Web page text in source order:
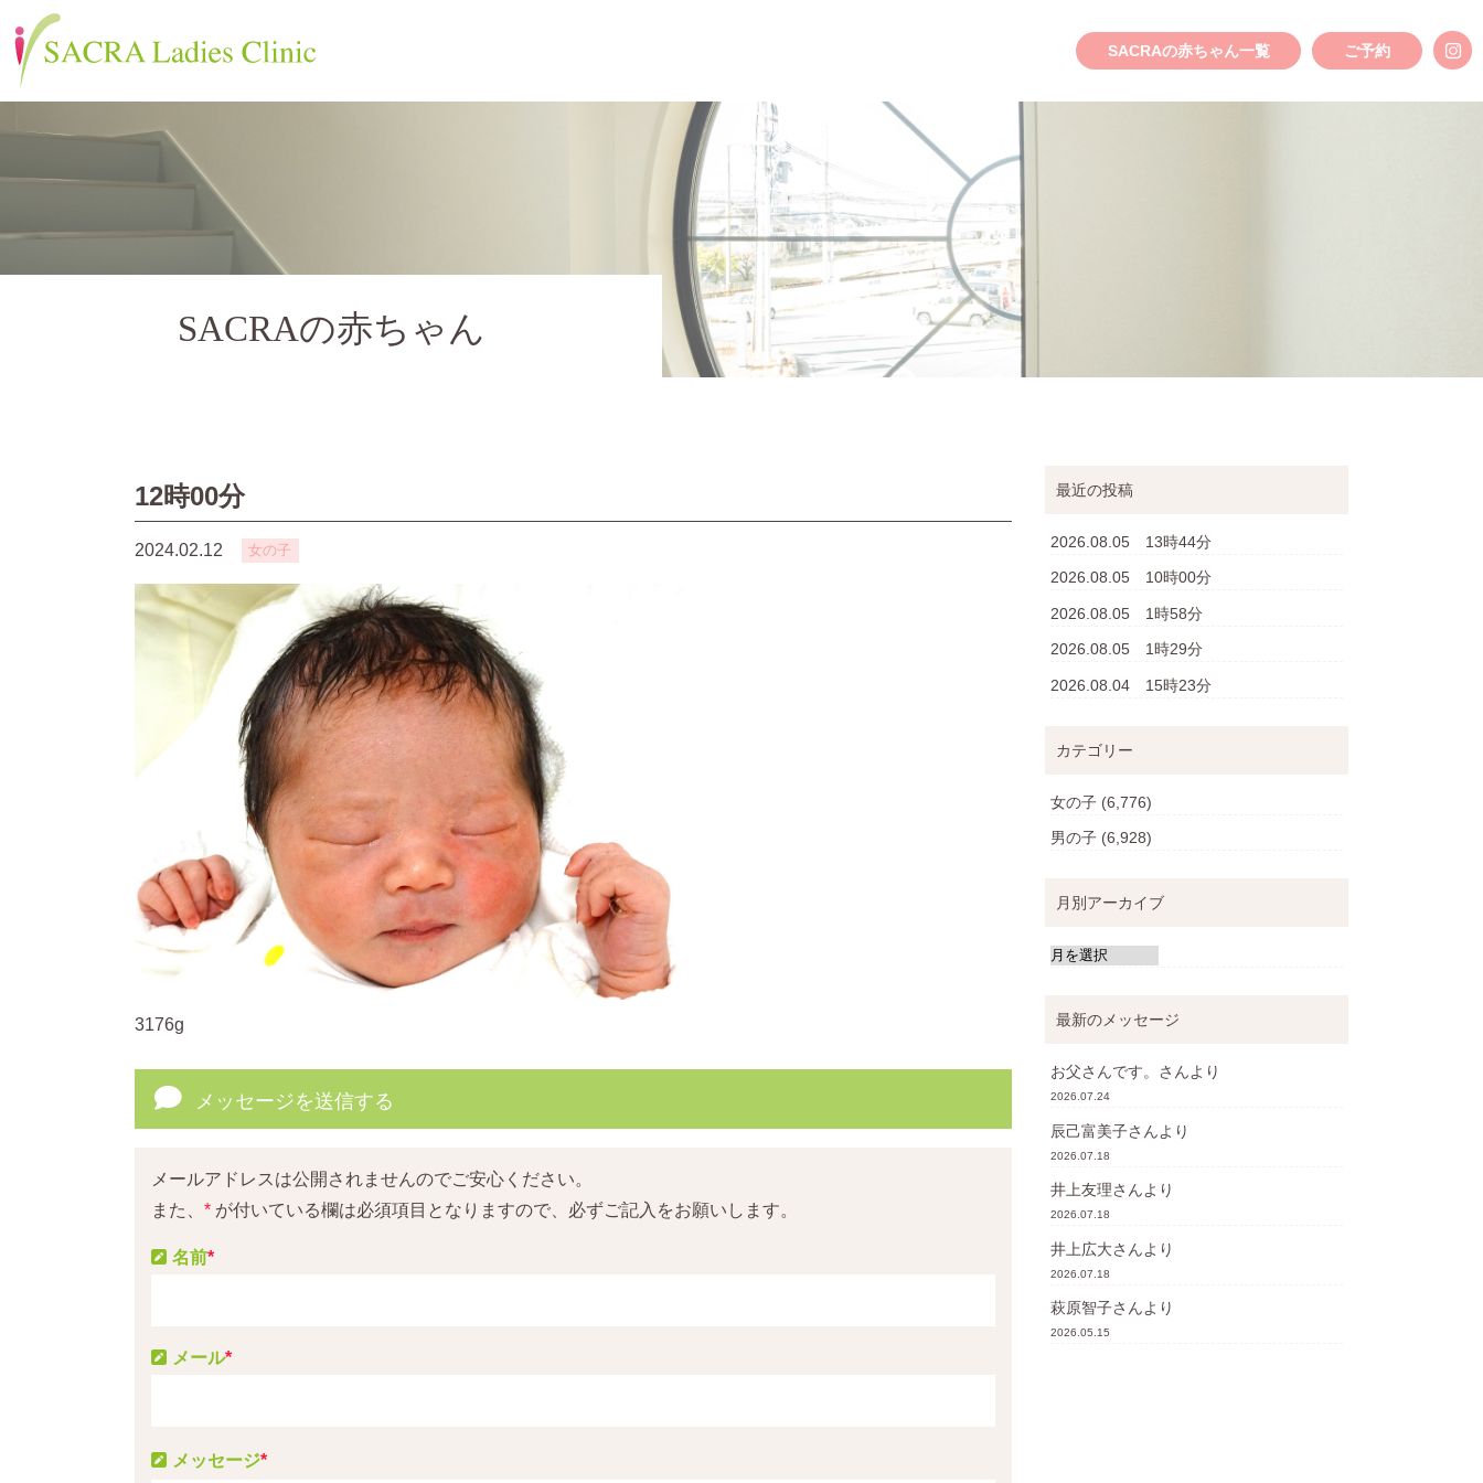
SACRAの赤ちゃん一覧 ご予約
SACRAの赤ちゃん
12時00分
2024.02.12 女の子
3176g
メッセージを送信する
メールアドレスは公開されませんのでご安心ください。
また、 * が付いている欄は必須項目となりますので、必ずご記入をお願いします。
メッセージ*
名前*
メール*
最近の投稿
2026.08.05 13時44分
2026.08.05 10時00分
2026.08.05 1時58分
2026.08.05 1時29分
2026.08.04 15時23分
カテゴリー
女の子 (6,776)
男の子 (6,928)
月別アーカイブ
最新のメッセージ
お父さんです。 さんより
2026.07.24
辰己富美子さんより
2026.07.18
井上友理さんより
2026.07.18
井上広大さんより
2026.07.18
萩原智子さんより
2026.05.15